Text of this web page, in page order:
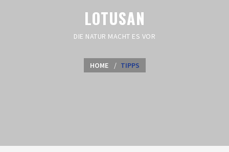
LOTUSAN
DIE NATUR MACHT ES VOR
HOME TIPPS